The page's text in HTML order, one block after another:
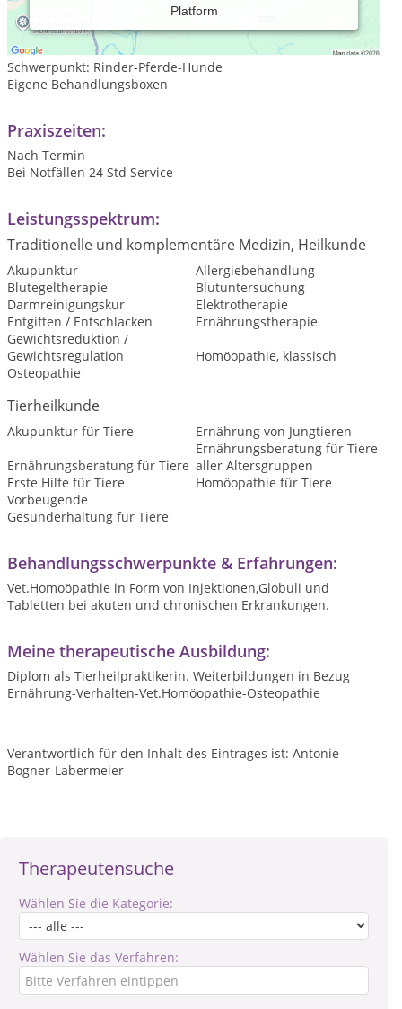
Therapeutensuche
Wählen Sie die Kategorie:
Wählen Sie das Verfahren:
Platform
Langjährige Berufserfahrungrfahrung- Kooperation mit
Tierärzten,Tierklinik, sowie Hufschmied.
Schwerpunkt: Rinder-Pferde-Hunde
Eigene Behandlungsboxen
Praxiszeiten:
Nach Termin
Bei Notfällen 24 Std Service
Leistungsspektrum:
Traditionelle und komplementäre Medizin, Heilkunde
Akupunktur
Allergiebehandlung
Blutegeltherapie
Blutuntersuchung
Darmreinigungskur
Elektrotherapie
Entgiften / Entschlacken
Ernährungstherapie
Gewichtsreduktion /
Gewichtsregulation
Homöopathie, klassisch
Osteopathie
Tierheilkunde
Akupunktur für Tiere
Ernährung von Jungtieren
Ernährungsberatung für Tiere
Ernährungsberatung für Tiere
aller Altersgruppen
Erste Hilfe für Tiere
Homöopathie für Tiere
Vorbeugende
Gesunderhaltung für Tiere
Behandlungsschwerpunkte & Erfahrungen:
Vet.Homoöpathie in Form von Injektionen,Globuli und
Tabletten bei akuten und chronischen Erkrankungen.
Meine therapeutische Ausbildung:
Diplom als Tierheilpraktikerin. Weiterbildungen in Bezug
Ernährung-Verhalten-Vet.Homöopathie-Osteopathie
Verantwortlich für den Inhalt des Eintrages ist: Antonie
Bogner-Labermeier